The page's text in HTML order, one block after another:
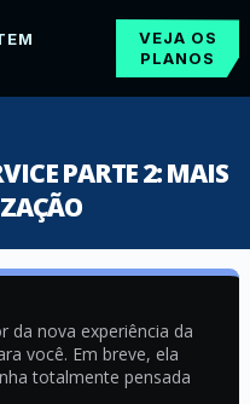
VEJA OS
PLANOS
PARTE 2: MAIS
da nova experiência da
você. Em breve, ela
totalmente pensada